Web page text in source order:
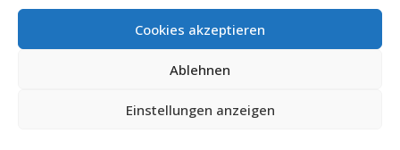
Cookies akzeptieren
Ablehnen
Einstellungen anzeigen
ZURÜCK ZUR STARTSEITE
Karte zum Gelände
67583 Guntersblum